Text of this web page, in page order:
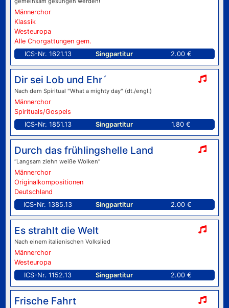
Männerchor
Klassik
Westeuropa
Alle Chorgattungen gem.
ICS-Nr. 1621.13
Singpartitur 2.00 €
Dir sei Lob und Ehr´
Nach dem Spiritual "What a mighty day" (dt./engl.)
Männerchor
Spirituals/Gospels
ICS-Nr. 1851.13
Singpartitur 1.80 €
Durch das frühlingshelle Land
“Langsam ziehn weiße Wolken”
Männerchor
Originalkompositionen
Deutschland
ICS-Nr. 1385.13
Singpartitur 2.00 €
Es strahlt die Welt
Nach einem italienischen Volkslied
Männerchor
Westeuropa
ICS-Nr. 1152.13
Singpartitur 2.00 €
Frische Fahrt